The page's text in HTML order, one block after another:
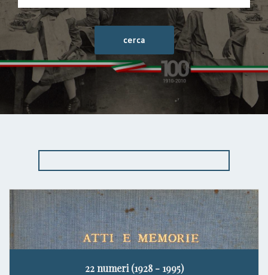
22 numeri (1928 - 1995)